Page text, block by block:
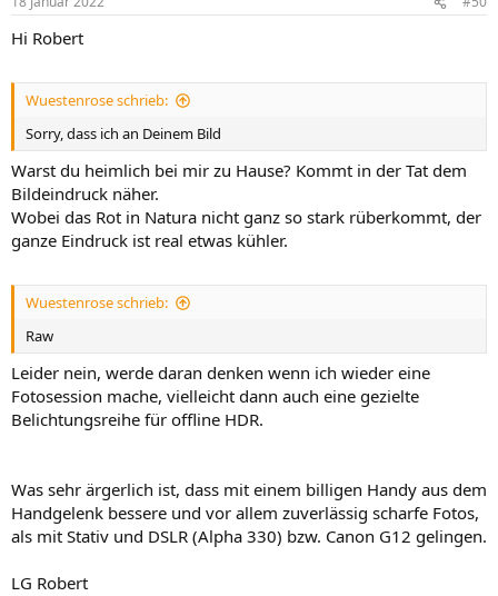
Hi Robert
Wuestenrose schrieb:
Sorry, dass ich an Deinem Bild
Warst du heimlich bei mir zu Hause? Kommt in der Tat dem
Bildeindruck näher.
Wobei das Rot in Natura nicht ganz so stark rüberkommt, der
ganze Eindruck ist real etwas kühler.
Wuestenrose schrieb:
Raw
Leider nein, werde daran denken wenn ich wieder eine
Fotosession mache, vielleicht dann auch eine gezielte
Belichtungsreihe für offline HDR.
Was sehr ärgerlich ist, dass mit einem billigen Handy aus dem
Handgelenk bessere und vor allem zuverlässig scharfe Fotos,
als mit Stativ und DSLR (Alpha 330) bzw. Canon G12 gelingen.
LG Robert